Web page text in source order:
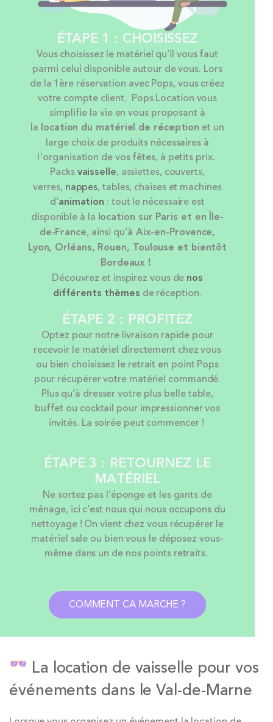
ÉTAPE 1 : CHOISISSEZ
Vous choisissez le matériel qu’il vous faut
parmi celui disponible autour de vous. Lors
de la 1ère réservation avec Pops, vous créez
votre compte client. Pops Location vous
simplifie la vie en vous proposant à
la location du matériel de réception et un
large choix de produits nécessaires à
l'organisation de vos fêtes, à petits prix.
Packsvaisselle, assiettes, couverts,
verres, nappes, tables, chaises et machines
d’animation : tout le nécessaire est
disponible à la location sur Paris et en Île-
de-France, ainsi qu’à Aix-en-Provence,
Lyon, Orléans, Rouen, Toulouse et bientôt
Bordeaux !
Découvrez et inspirez vous de nos
différents thèmes de réception.
ÉTAPE 2 : PROFITEZ
Optez pour notre livraison rapide pour
recevoir le matériel directement chez vous
ou bien choisissez le retrait en point Pops
pour récupérer votre matériel commandé.
Plus qu’à dresser votre plus belle table,
buffet ou cocktail pour impressionner vos
invités. La soirée peut commencer !
ÉTAPE 3 : RETOURNEZ LE
MATÉRIEL
Ne sortez pas l’éponge et les gants de
ménage, ici c’est nous qui nous occupons du
nettoyage ! On vient chez vous récupérer le
matériel sale ou bien vous le déposez vous-
même dans un de nos points retraits.
COMMENT CA MARCHE ?
La location de vaisselle pour vos
événements dans le Val-de-Marne